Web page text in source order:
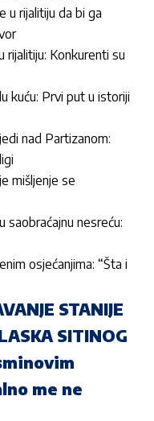
u rijalitiju da bi ga
rijalitiju: Konkurenti su
kuću: Prvi put u istoriji
nad Partizanom:
mišljenje se
saobraćajnu nesreću:
osjećanjima: “Šta i
STANIJE
SITINOG
me ne